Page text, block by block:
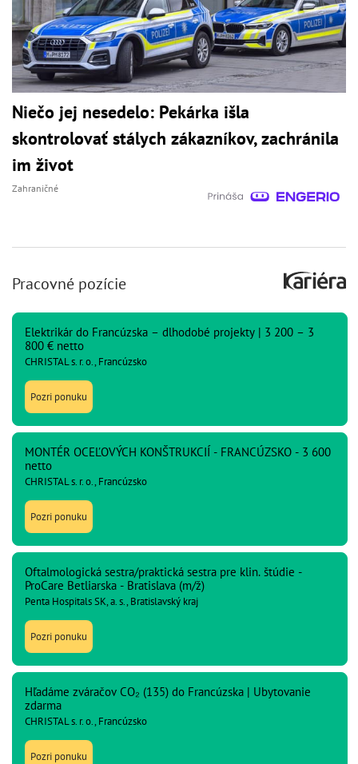
Niečo jej nesedelo: Pekárka išla
skontrolovať stálych zákazníkov, zachránila
im život
Zahraničné
Pracovné pozície
Elektrikár do Francúzska – dlhodobé projekty | 3 200 – 3
800 € netto
CHRISTAL s. r. o., Francúzsko
Pozri ponuku
MONTÉR OCEĽOVÝCH KONŠTRUKCIÍ - FRANCÚZSKO - 3 600
netto
CHRISTAL s. r. o., Francúzsko
Pozri ponuku
Oftalmologická sestra/praktická sestra pre klin. štúdie -
ProCare Betliarska - Bratislava (m/ž)
Penta Hospitals SK, a. s., Bratislavský kraj
Pozri ponuku
Hľadáme zváračov CO₂ (135) do Francúzska | Ubytovanie
zdarma
CHRISTAL s. r. o., Francúzsko
Pozri ponuku